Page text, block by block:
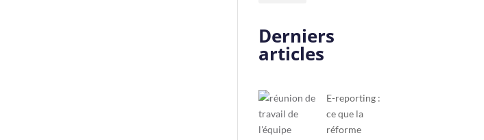
Derniers
articles
E-reporting :
ce que la
réforme